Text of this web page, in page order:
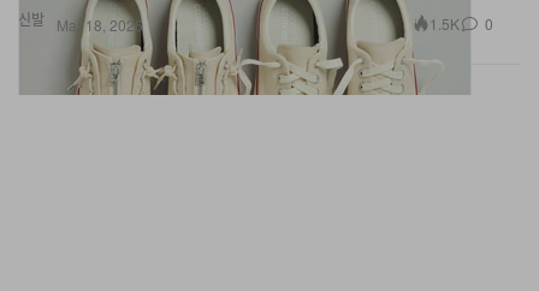
신발 Mar 18, 2026 1.5K 0